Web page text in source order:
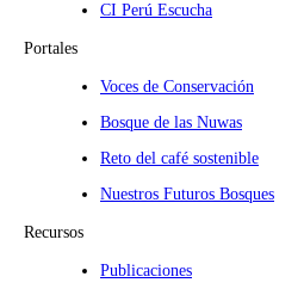
CI Perú Escucha
Portales
Voces de Conservación
Bosque de las Nuwas
Reto del café sostenible
Nuestros Futuros Bosques
Recursos
Publicaciones